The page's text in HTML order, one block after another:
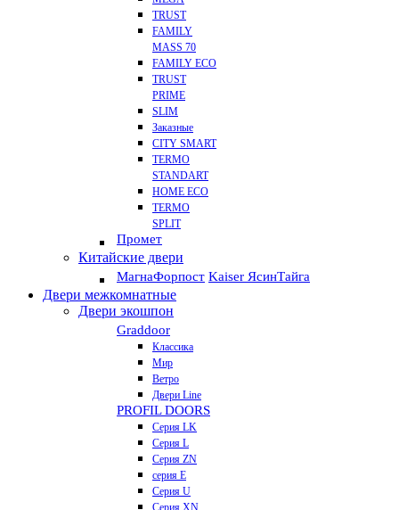
TRUST
FAMILY
MASS 70
FAMILY ECO
TRUST
PRIME
SLIM
Заказные
CITY SMART
TERMO
STANDART
HOME ECO
ТЕRМО
SPLIT
Промет
Китайские двери
МагнаФорпост Kaiser ЯсинТайга
Двери межкомнатные
Двери экошпон
Graddoor
Классика
Мир
Ветро
Двери Line
PROFIL DOORS
Серия LK
Серия L
Серия ZN
серия E
Серия U
Серия XN